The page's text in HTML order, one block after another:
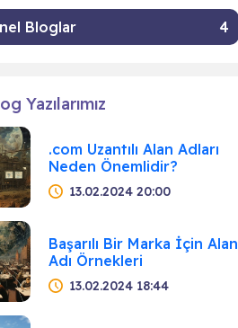
Bloglar 4
Yazılarımız
.com Uzantılı Alan Adları
Neden Önemlidir?
13.02.2024 20:00
Başarılı Bir Marka İçin Alan
Adı Örnekleri
13.02.2024 18:44